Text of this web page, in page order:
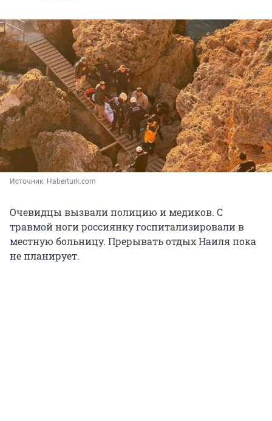
Источник: Haberturk.com
Очевидцы вызвали полицию и медиков. С
травмой ноги россиянку госпитализировали в
местную больницу. Прерывать отдых Наиля пока
не планирует.